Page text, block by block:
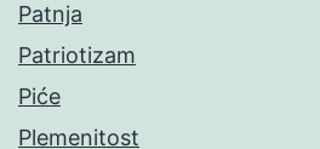
Patnja
Patriotizam
Piće
Plemenitost